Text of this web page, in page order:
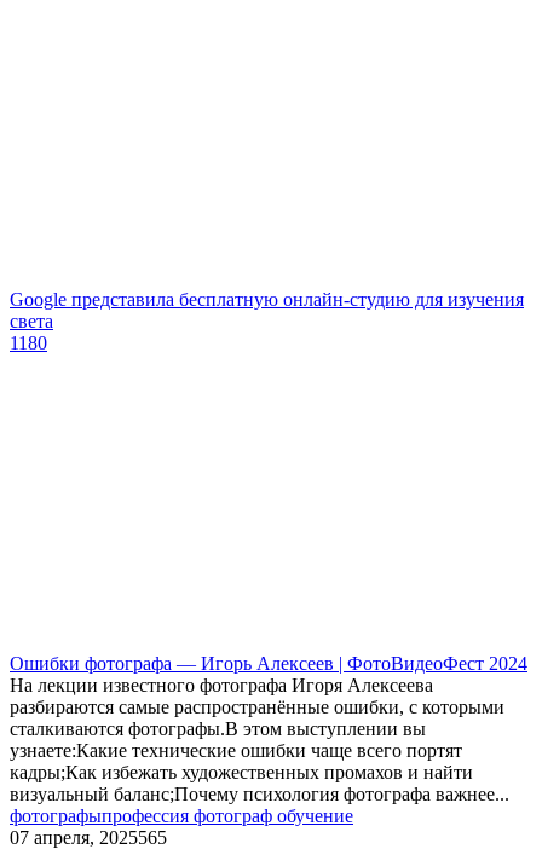
​Google представила бесплатную онлайн-студию для изучения
света
1180
Ошибки фотографа — Игорь Алексеев | ФотоВидеоФест 2024
На лекции известного фотографа Игоря Алексеева
разбираются самые распространённые ошибки, с которыми
сталкиваются фотографы.В этом выступлении вы
узнаете:Какие технические ошибки чаще всего портят
кадры;Как избежать художественных промахов и найти
визуальный баланс;Почему психология фотографа важнее...
фотографыпрофессия фотограф обучение
07 апреля, 2025565